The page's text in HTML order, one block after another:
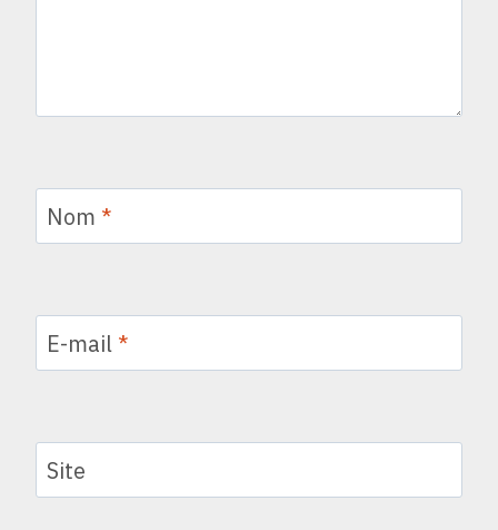
Nom *
E-mail *
Site